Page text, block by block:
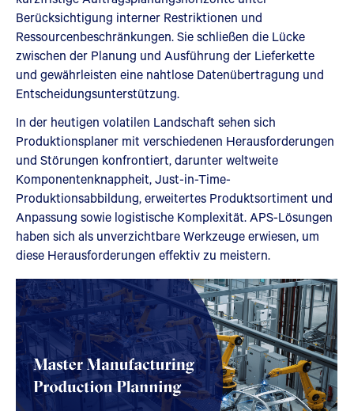
Berücksichtigung interner Restriktionen und
Ressourcenbeschränkungen. Sie schließen die Lücke
zwischen der Planung und Ausführung der Lieferkette
und gewährleisten eine nahtlose Datenübertragung und
Entscheidungsunterstützung.
In der heutigen volatilen Landschaft sehen sich
Produktionsplaner mit verschiedenen Herausforderungen
und Störungen konfrontiert, darunter weltweite
Komponentenknappheit, Just-in-Time-
Produktionsabbildung, erweitertes Produktsortiment und
Anpassung sowie logistische Komplexität. APS-Lösungen
haben sich als unverzichtbare Werkzeuge erwiesen, um
diese Herausforderungen effektiv zu meistern.